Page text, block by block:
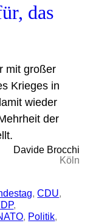
das
mit großer
Krieges in
wieder
der
Davide Brocchi
Köln
, CDU
, Politik